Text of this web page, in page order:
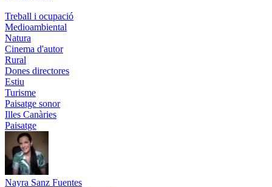
Treball i ocupació
Medioambiental
Natura
Cinema d'autor
Rural
Dones directores
Estiu
Turisme
Paisatge sonor
Illes Canàries
Paisatge
Nayra Sanz Fuentes